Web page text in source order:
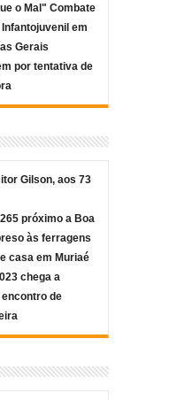
o Mal" Combate
em
Gerais
por tentativa de
Gilson, aos 73
próximo a Boa
às ferragens
casa em Muriaé
chega a
de